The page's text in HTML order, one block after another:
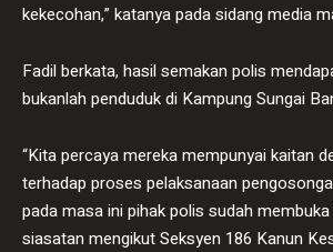
kekecohan,” katanya pada sidang media
Fadil berkata, hasil semakan polis
bukanlah penduduk di Kampung Sungai
“Kita percaya mereka mempunyai kaitan
terhadap proses pelaksanaan
pada masa ini pihak polis sudah
siasatan mengikut Seksyen 186 Kanun